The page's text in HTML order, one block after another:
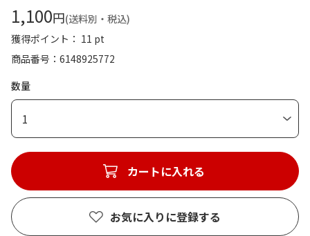
1,100円(送料別・税込)
獲得ポイント： 11 pt
商品番号
6148925772
数量
1
カートに入れる
お気に入りに登録する